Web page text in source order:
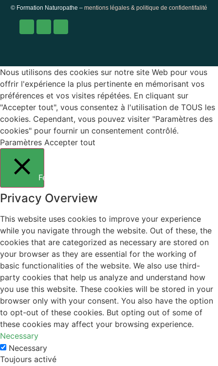
© Formation Naturopathe – mentions légales & politique de confidentifalité
Nous utilisons des cookies sur notre site Web pour vous
offrir l'expérience la plus pertinente en mémorisant vos
préférences et vos visites répétées. En cliquant sur
"Accepter tout", vous consentez à l'utilisation de TOUS les
cookies. Cependant, vous pouvez visiter "Paramètres des
cookies" pour fournir un consentement contrôlé.
Paramètres Accepter tout
Fermer
Privacy Overview
This website uses cookies to improve your experience
while you navigate through the website. Out of these, the
cookies that are categorized as necessary are stored on
your browser as they are essential for the working of
basic functionalities of the website. We also use third-
party cookies that help us analyze and understand how
you use this website. These cookies will be stored in your
browser only with your consent. You also have the option
to opt-out of these cookies. But opting out of some of
these cookies may affect your browsing experience.
Necessary
Necessary
Toujours activé